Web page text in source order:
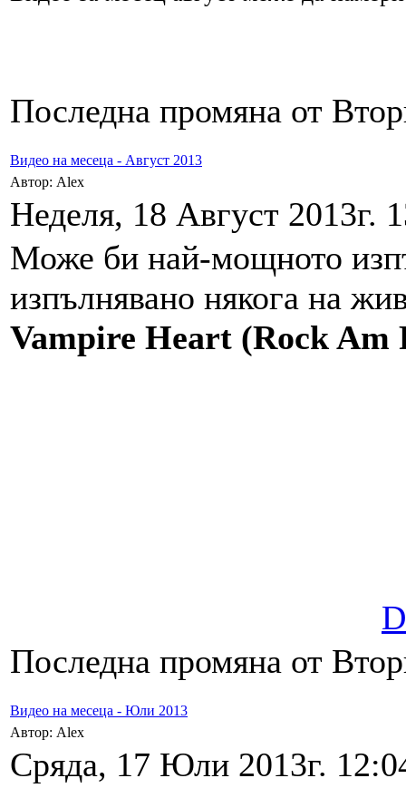
Последна промяна от
Видео на месеца - Август 2013
Автор: Alex
Неделя, 18 Август 2013г.
Може би най-мощното
изпълнявано някога на
Vampire Heart (Rock Am
Последна промяна от
Видео на месеца - Юли 2013
Автор: Alex
Сряда, 17 Юли 2013г.